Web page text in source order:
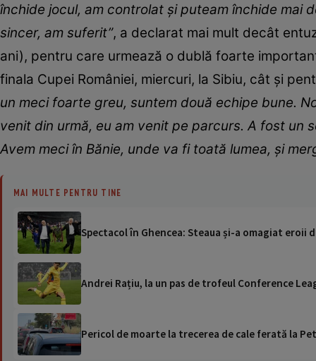
închide jocul, am controlat și puteam închide mai
sincer, am suferit”, a declarat mai mult decât
ani), pentru care urmează o dublă foarte
finala Cupei României, miercuri, la Sibiu, cât și
un meci foarte greu, suntem două echipe bune.
venit din urmă, eu am venit pe parcurs. A fost
Avem meci în Bănie, unde va fi toată lumea, și
MAI MULTE PENTRU TINE
Spectacol în Ghencea: Steaua și-a omagiat eroii
Andrei Rațiu, la un pas de trofeul Conference
Pericol de moarte la trecerea de cale ferată la